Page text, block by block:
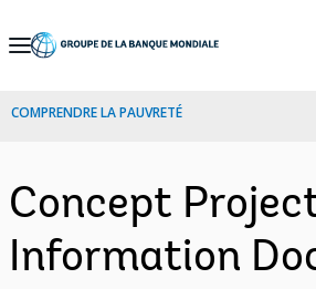
Skip
Navigation
COMPRENDRE LA PAUVRETÉ
Concept
Information